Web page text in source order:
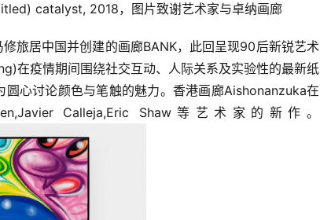
catalyst, 2018，图片致谢艺术家与卓纳画廊
旅居中国并创建的画廊BANK，此回呈现90后新锐艺术
在疫情期间围绕社交互动、人际关系及实验性的最新纸
心讨论颜色与笔触的魅力。香港画廊Aishonanzuka在
Calleja,Eric Shaw等艺术家的新作。